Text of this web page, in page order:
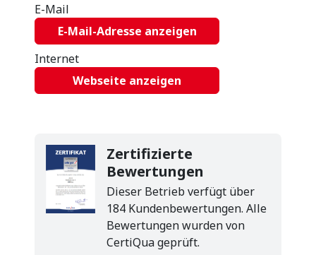
E-Mail
E-Mail-Adresse anzeigen
Internet
Webseite anzeigen
Zertifizierte
Bewertungen
Dieser Betrieb verfügt über
184 Kundenbewertungen. Alle
Bewertungen wurden von
CertiQua geprüft.